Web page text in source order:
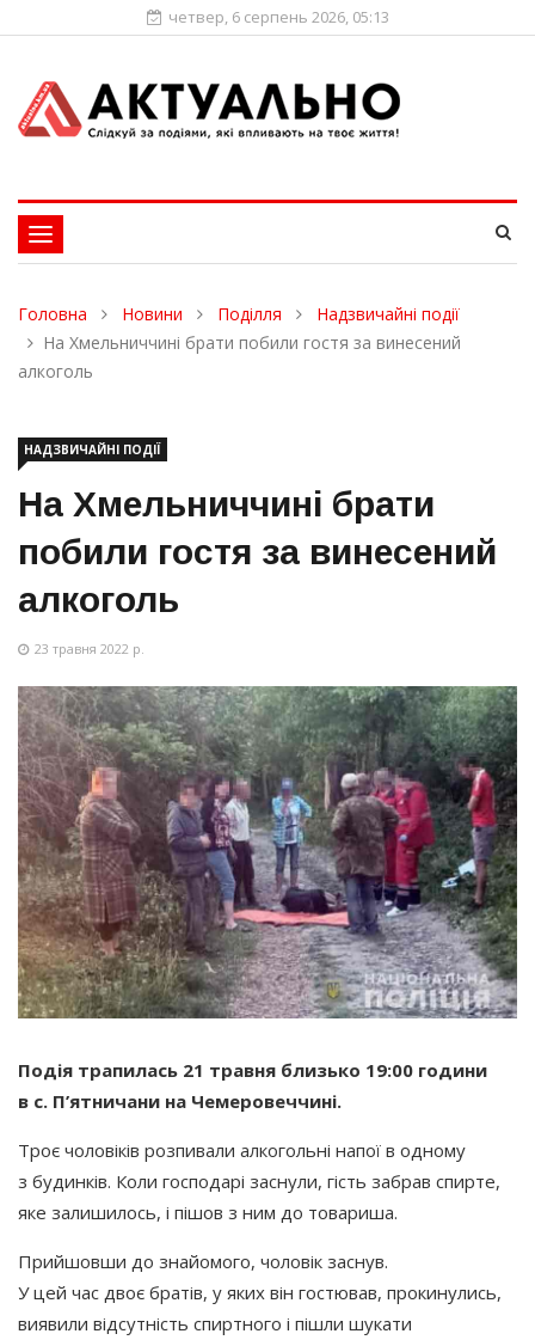
четвер, 6 серпень 2026, 05:13
Toggle
navigation
Головна Новини Поділля
Надзвичайні події
На Хмельниччині брати побили гостя за винесений
алкоголь
НАДЗВИЧАЙНІ ПОДІЇ
На Хмельниччині брати
побили гостя за винесений
алкоголь
23 травня 2022 р.
Подія трапилась 21 травня близько 19:00 години
в с. П’ятничани на Чемеровеччині.
Троє чоловіків розпивали алкогольні напої в одному
з будинків. Коли господарі заснули, гість забрав спирте,
яке залишилось, і пішов з ним до товариша.
Прийшовши до знайомого, чоловік заснув.
У цей час двоє братів, у яких він гостював, прокинулись,
виявили відсутність спиртного і пішли шукати